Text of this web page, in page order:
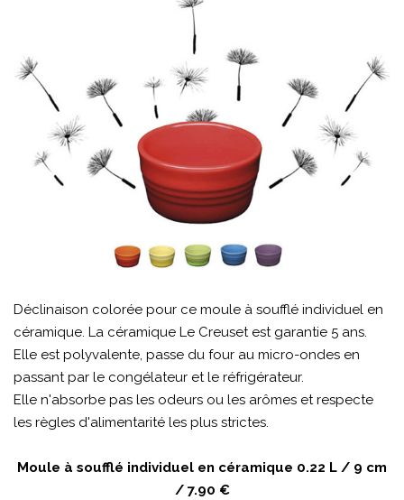
Déclinaison colorée pour ce moule à soufflé individuel en
céramique. La céramique Le Creuset est garantie 5 ans.
Elle est polyvalente, passe du four au micro-ondes en
passant par le congélateur et le réfrigérateur.
Elle n'absorbe pas les odeurs ou les arômes et respecte
les règles d'alimentarité les plus strictes.
Moule à soufflé individuel en céramique 0.22 L / 9 cm
/ 7.90 €